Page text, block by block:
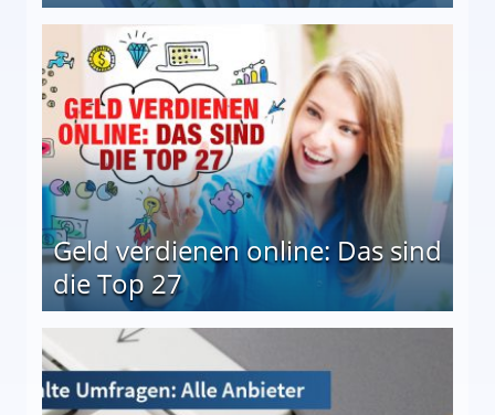
Geld verdienen online: Das sind
die Top 27